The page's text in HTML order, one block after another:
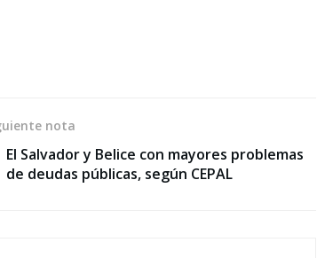
nota
El Salvador y Belice con mayores problemas
de deudas públicas, según CEPAL